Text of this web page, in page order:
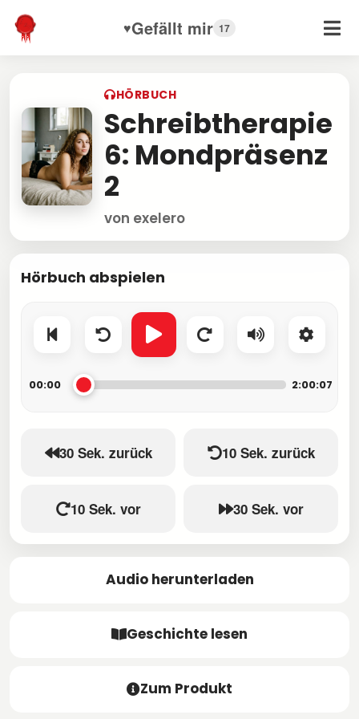
♥Gefällt mir 17
HÖRBUCH
Schreibtherapie
6: Mondpräsenz
2
von exelero
Hörbuch abspielen
00:00 2:00:07
30 Sek. zurück 10 Sek. zurück
10 Sek. vor 30 Sek. vor
Audio herunterladen
Geschichte lesen
Zum Produkt